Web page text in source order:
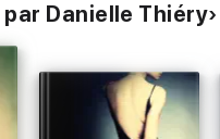
Danielle Thiéry